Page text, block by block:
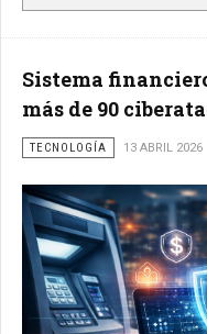
Sistema
más de 90
TECNOLOGÍA 13 ABRIL 2026